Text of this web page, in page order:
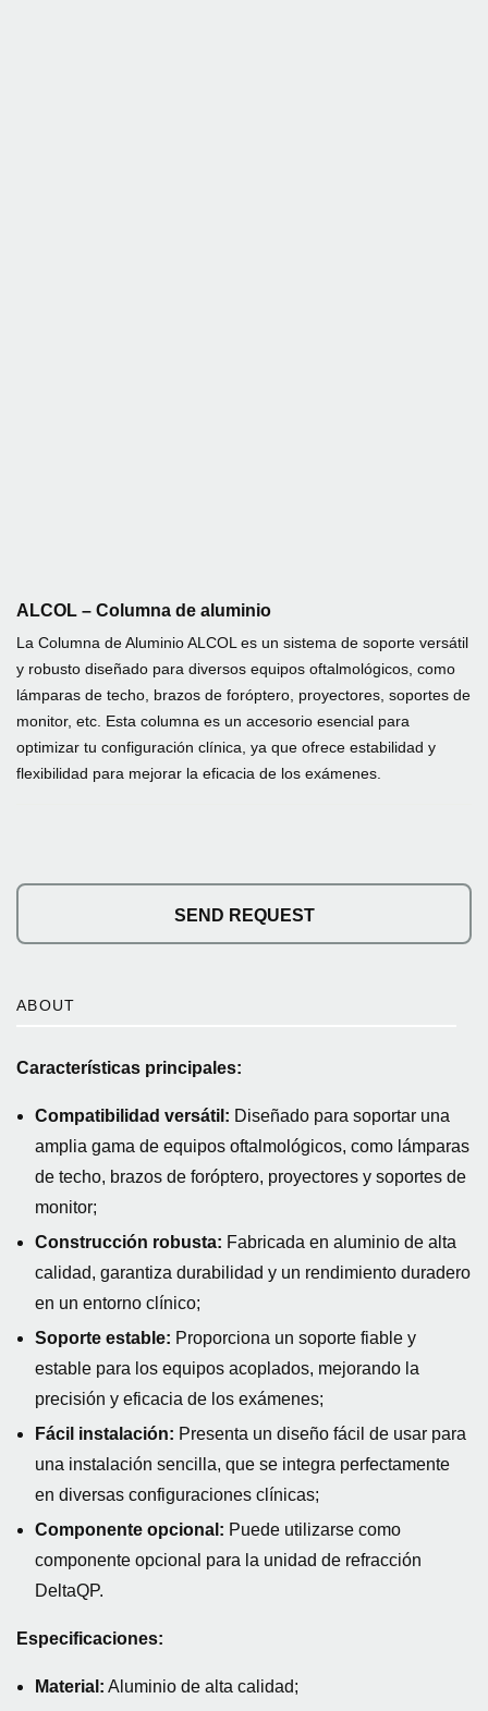
ALCOL – Columna de aluminio
La Columna de Aluminio ALCOL es un sistema de soporte versátil
y robusto diseñado para diversos equipos oftalmológicos, como
lámparas de techo, brazos de foróptero, proyectores, soportes de
monitor, etc. Esta columna es un accesorio esencial para
optimizar tu configuración clínica, ya que ofrece estabilidad y
flexibilidad para mejorar la eficacia de los exámenes.
SEND REQUEST
ABOUT
Características principales:
Compatibilidad versátil: Diseñado para soportar una
amplia gama de equipos oftalmológicos, como lámparas
de techo, brazos de foróptero, proyectores y soportes de
monitor;
Construcción robusta: Fabricada en aluminio de alta
calidad, garantiza durabilidad y un rendimiento duradero
en un entorno clínico;
Soporte estable: Proporciona un soporte fiable y
estable para los equipos acoplados, mejorando la
precisión y eficacia de los exámenes;
Fácil instalación: Presenta un diseño fácil de usar para
una instalación sencilla, que se integra perfectamente
en diversas configuraciones clínicas;
Componente opcional: Puede utilizarse como
componente opcional para la unidad de refracción
DeltaQP.
Especificaciones:
Material: Aluminio de alta calidad;